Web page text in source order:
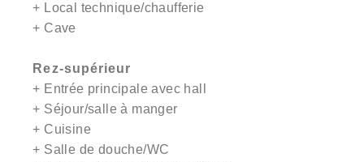
+ Local technique/chaufferie
+ Cave
Rez-supérieur
+ Entrée principale avec hall
+ Séjour/salle à manger
+ Cuisine
+ Salle de douche/WC